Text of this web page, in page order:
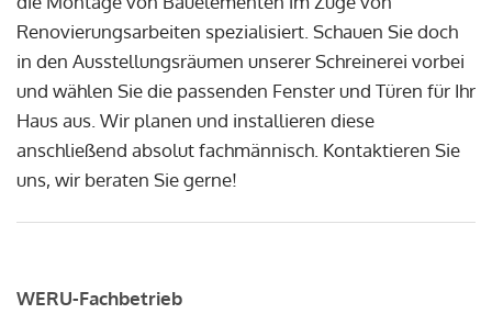
Renovierungsarbeiten spezialisiert. Schauen Sie doch
in den Ausstellungsräumen unserer Schreinerei vorbei
und wählen Sie die passenden Fenster und Türen für Ihr
Haus aus. Wir planen und installieren diese
anschließend absolut fachmännisch. Kontaktieren Sie
uns, wir beraten Sie gerne!
WERU-Fachbetrieb